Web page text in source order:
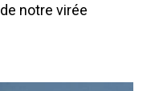
notre virée